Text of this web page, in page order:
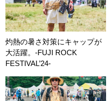
灼熱の暑さ対策にキャップが
大活躍。-FUJI ROCK
FESTIVAL’24-